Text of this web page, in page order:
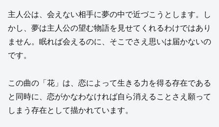
主人公は、会えない相手に夢の中で近づこうとします。し
かし、夢は主人公の望む物語を見せてくれるわけではあり
ません。眠れば会えるのに、そこでさえ思いは届かないの
です。
この曲の「花」は、恋によって生きる力を得る存在である
と同時に、恋がかなわなければ自ら消えることさえ願って
しまう存在として描かれています。